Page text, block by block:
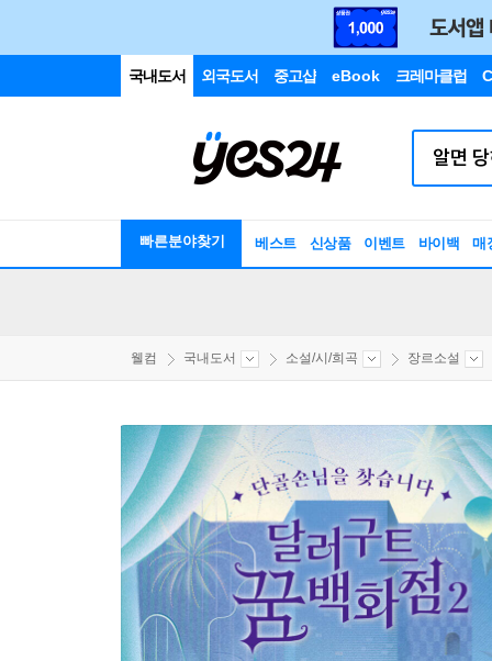
국내도서 외국도서 중고샵 eBook 크레마클럽
빠른분야찾기 베스트 신상품 이벤트 바이백 매
웰컴 국내도서 소설/시/희곡 장르소설